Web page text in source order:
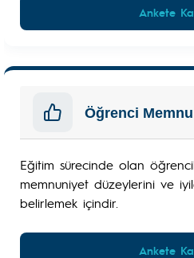
Ankete
Öğrenci
Eğitim sürecinde olan
memnuniyet düzeylerini ve
belirlemek içindir.
Ankete